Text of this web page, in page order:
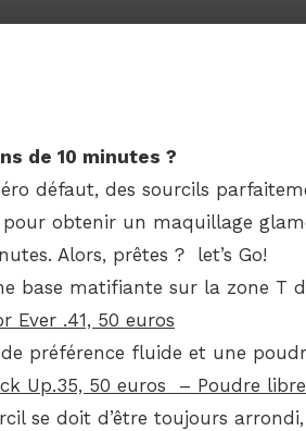
de 10 minutes ?
défaut, des sourcils
obtenir un maquillage
Alors, prêtes ? let’s Go!
base matifiante sur la zone T
Ever .41, 50 euros
préférence fluide et une
Up.35, 50 euros – Poudre
se doit d’être toujours